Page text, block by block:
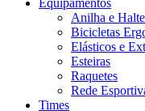
Anilha e
Bicicletas
Elásticos e
Esteiras
Raquetes
Rede
Times